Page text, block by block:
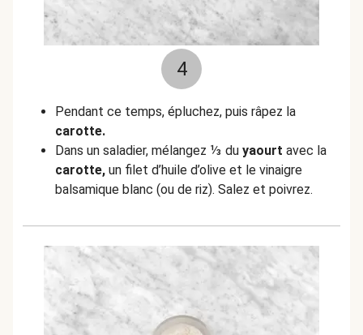
4
Pendant ce temps, épluchez, puis râpez la
carotte.
Dans un saladier, mélangez ⅓ du yaourt avec la
carotte, un filet d’huile d’olive et le vinaigre
balsamique blanc (ou de riz). Salez et poivrez.